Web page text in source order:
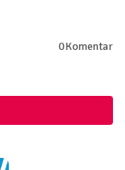
0Komentar